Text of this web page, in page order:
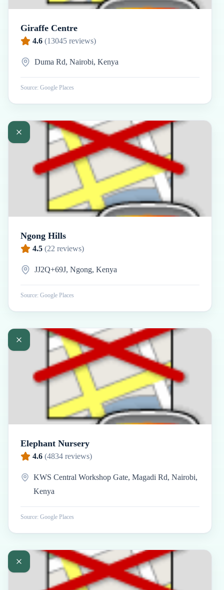
Giraffe Centre
4.6 (13045 reviews)
Duma Rd, Nairobi, Kenya
Source: Google Places
Ngong Hills
4.5 (22 reviews)
JJ2Q+69J, Ngong, Kenya
Source: Google Places
Elephant Nursery
4.6 (4834 reviews)
KWS Central Workshop Gate, Magadi Rd, Nairobi,
Kenya
Source: Google Places